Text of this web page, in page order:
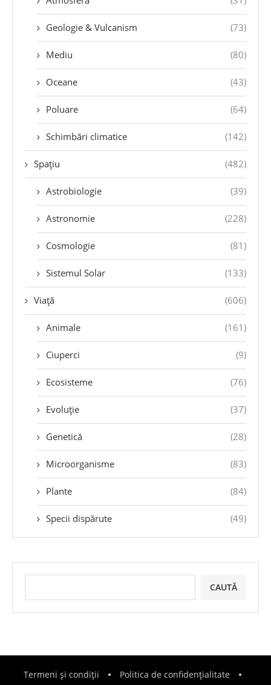
Geologie & Vulcanism (73)
Mediu (80)
Oceane (43)
Poluare (64)
Schimbări climatice (142)
Spațiu (482)
Astrobiologie (39)
Astronomie (228)
Cosmologie (81)
Sistemul Solar (133)
Viață (606)
Animale (161)
Ciuperci (9)
Ecosisteme (76)
Evoluție (37)
Genetică (28)
Microorganisme (83)
Plante (84)
Specii dispărute (49)
CAUTĂ
Termeni și condiții
Politica de confidențialitate